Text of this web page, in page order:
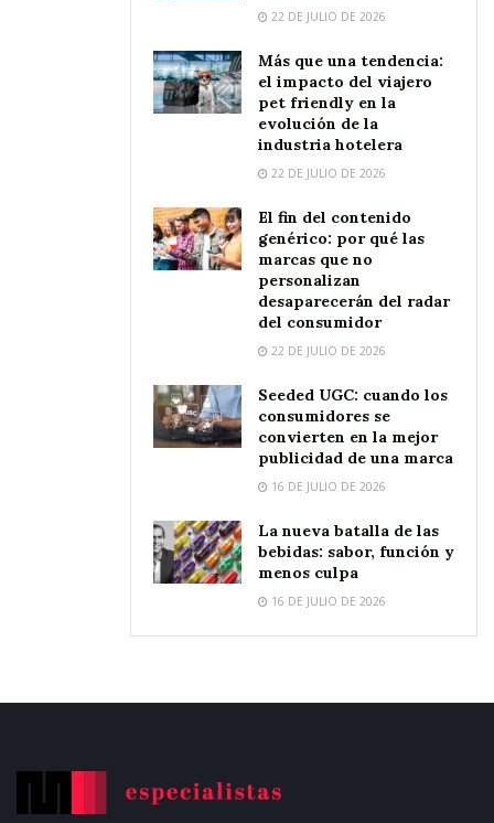
22 DE JULIO DE 2026
Más que una tendencia:
el impacto del viajero
pet friendly en la
evolución de la
industria hotelera
22 DE JULIO DE 2026
El fin del contenido
genérico: por qué las
marcas que no
personalizan
desaparecerán del radar
del consumidor
22 DE JULIO DE 2026
Seeded UGC: cuando los
consumidores se
convierten en la mejor
publicidad de una marca
16 DE JULIO DE 2026
La nueva batalla de las
bebidas: sabor, función y
menos culpa
16 DE JULIO DE 2026